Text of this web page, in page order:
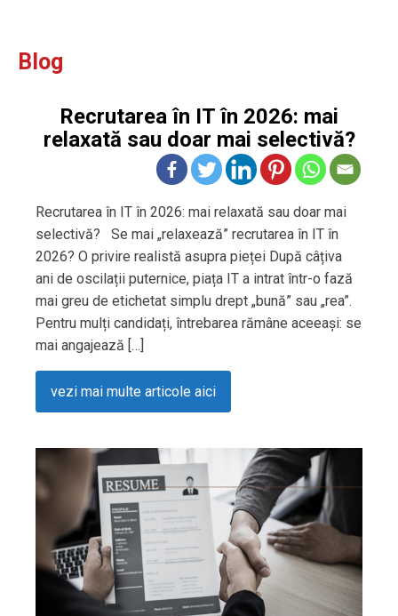
Blog
Recrutarea în IT în 2026: mai
relaxată sau doar mai selectivă?
Recrutarea în IT în 2026: mai relaxată sau doar mai
selectivă? Se mai „relaxează” recrutarea în IT în
2026? O privire realistă asupra pieței După câțiva
ani de oscilații puternice, piața IT a intrat într-o fază
mai greu de etichetat simplu drept „bună” sau „rea”.
Pentru mulți candidați, întrebarea rămâne aceeași: se
mai angajează […]
vezi mai multe articole aici